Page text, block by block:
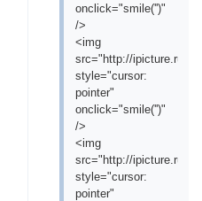
onclick="smile('')"
/>
<img
src="http://ipicture.ru/
style="cursor:
pointer"
onclick="smile('')"
/>
<img
src="http://ipicture.ru/
style="cursor:
pointer"